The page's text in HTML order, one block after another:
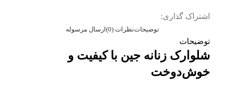
اشتراک گذاری:
توضیحاتنظرات (0) ارسال مرسوله
توضیحات
شلوارک زنانه جین با کیفیت و
خوش‌دوخت